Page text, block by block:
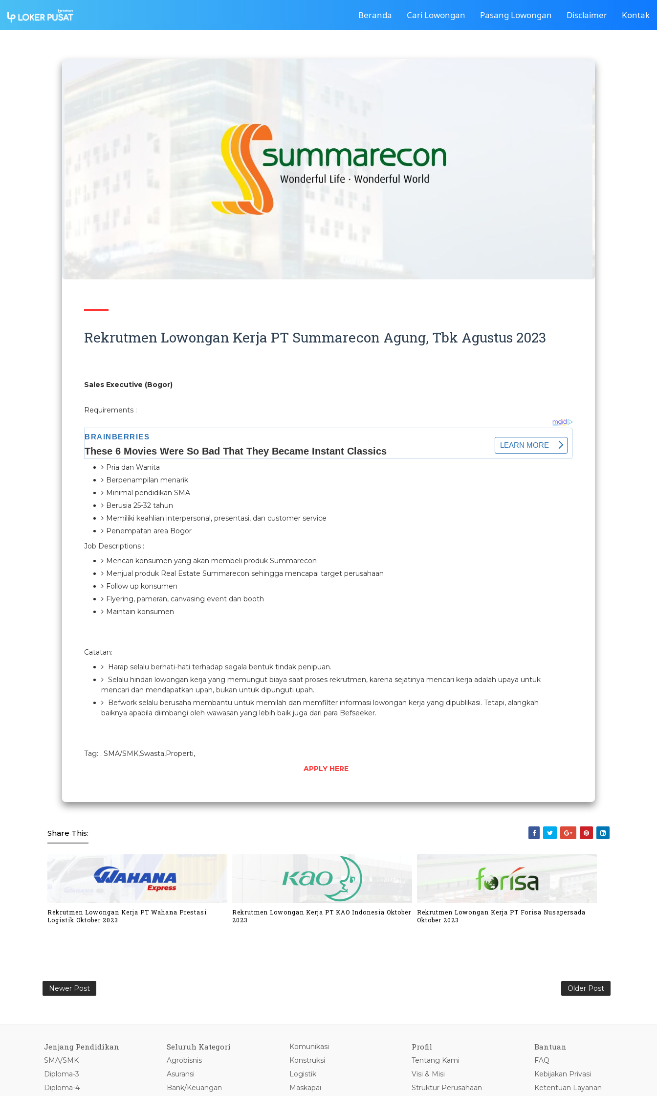
Beranda Cari Lowongan Pasang Lowongan Disclaimer Kontak
Rekrutmen Lowongan Kerja PT Summarecon Agung, Tbk Agustus 2023
Sales Executive (Bogor)
Requirements :
Pria dan Wanita
Berpenampilan menarik
Minimal pendidikan SMA
Berusia 25-32 tahun
Memiliki keahlian interpersonal, presentasi, dan customer service
Penempatan area Bogor
Job Descriptions :
Mencari konsumen yang akan membeli produk Summarecon
Menjual produk Real Estate Summarecon sehingga mencapai target perusahaan
Follow up konsumen
Flyering, pameran, canvasing event dan booth
Maintain konsumen
Catatan:
Harap selalu berhati-hati terhadap segala bentuk tindak penipuan.
Selalu hindari lowongan kerja yang memungut biaya saat proses rekrutmen, karena sejatinya mencari kerja adalah upaya untuk
mencari dan mendapatkan upah, bukan untuk dipunguti upah.
Befwork selalu berusaha membantu untuk memilah dan memfilter informasi lowongan kerja yang dipublikasi. Tetapi, alangkah
baiknya apabila diimbangi oleh wawasan yang lebih baik juga dari para Befseeker.
Tag: . SMA/SMK,Swasta,Properti,
APPLY HERE
Share This:
Rekrutmen Lowongan Kerja PT Wahana Prestasi
Logistik Oktober 2023
Rekrutmen Lowongan Kerja PT KAO Indonesia Oktober
2023
Rekrutmen Lowongan Kerja PT Forisa Nusapersada
Oktober 2023
Newer Post Older Post
Jenjang Pendidikan
SMA/SMK
Diploma-3
Diploma-4
Seluruh Kategori
Agrobisnis
Asuransi
Bank/Keuangan
Komunikasi
Konstruksi
Logistik
Maskapai
Profil
Tentang Kami
Visi & Misi
Struktur Perusahaan
Bantuan
FAQ
Kebijakan Privasi
Ketentuan Layanan